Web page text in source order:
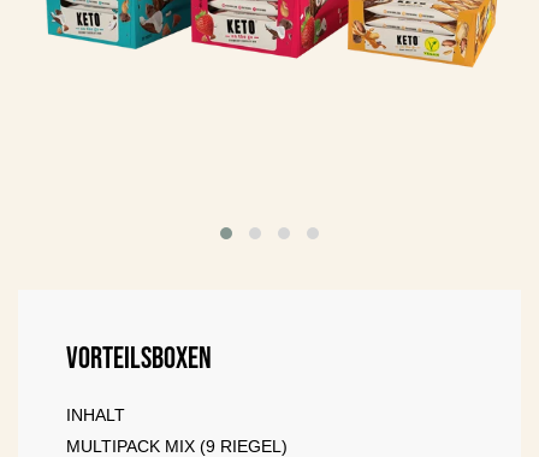
Vorteilsboxen
INHALT
MULTIPACK MIX (9 RIEGEL)